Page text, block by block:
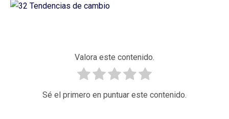
Valora este contenido.
Sé el primero en puntuar este contenido.